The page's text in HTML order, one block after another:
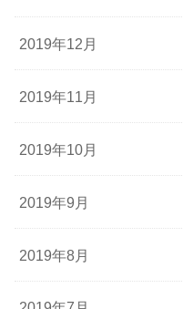
2019年12月
2019年11月
2019年10月
2019年9月
2019年8月